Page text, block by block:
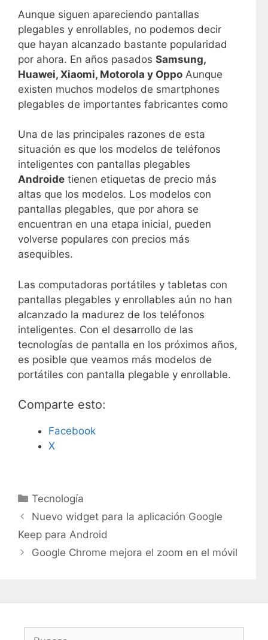
Aunque siguen apareciendo pantallas
plegables y enrollables, no podemos decir
que hayan alcanzado bastante popularidad
por ahora. En años pasados Samsung,
Huawei, Xiaomi, Motorola y Oppo Aunque
existen muchos modelos de smartphones
plegables de importantes fabricantes como
Una de las principales razones de esta
situación es que los modelos de teléfonos
inteligentes con pantallas plegables
Androide tienen etiquetas de precio más
altas que los modelos. Los modelos con
pantallas plegables, que por ahora se
encuentran en una etapa inicial, pueden
volverse populares con precios más
asequibles.
Las computadoras portátiles y tabletas con
pantallas plegables y enrollables aún no han
alcanzado la madurez de los teléfonos
inteligentes. Con el desarrollo de las
tecnologías de pantalla en los próximos años,
es posible que veamos más modelos de
portátiles con pantalla plegable y enrollable.
Comparte esto:
Facebook
X
C
a
e
g
s
Tecnología
Nuevo widget para la aplicación Google
Keep para Android
Google Chrome mejora el zoom en el móvil